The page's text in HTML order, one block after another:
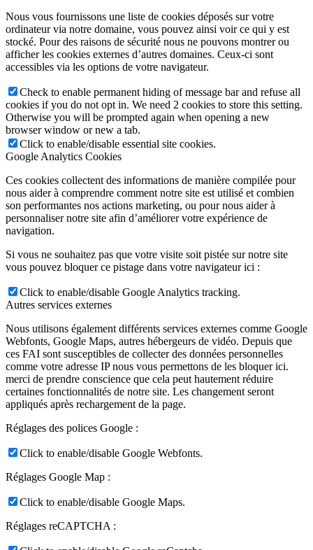
Nous vous fournissons une liste de cookies déposés sur votre
ordinateur via notre domaine, vous pouvez ainsi voir ce qui y est
stocké. Pour des raisons de sécurité nous ne pouvons montrer ou
afficher les cookies externes d’autres domaines. Ceux-ci sont
accessibles via les options de votre navigateur.
Check to enable permanent hiding of message bar and refuse all
cookies if you do not opt in. We need 2 cookies to store this setting.
Otherwise you will be prompted again when opening a new
browser window or new a tab.
Click to enable/disable essential site cookies.
Google Analytics Cookies
Ces cookies collectent des informations de manière compilée pour
nous aider à comprendre comment notre site est utilisé et combien
son performantes nos actions marketing, ou pour nous aider à
personnaliser notre site afin d’améliorer votre expérience de
navigation.
Si vous ne souhaitez pas que votre visite soit pistée sur notre site
vous pouvez bloquer ce pistage dans votre navigateur ici :
Click to enable/disable Google Analytics tracking.
Autres services externes
Nous utilisons également différents services externes comme Google
Webfonts, Google Maps, autres hébergeurs de vidéo. Depuis que
ces FAI sont susceptibles de collecter des données personnelles
comme votre adresse IP nous vous permettons de les bloquer ici.
merci de prendre conscience que cela peut hautement réduire
certaines fonctionnalités de notre site. Les changement seront
appliqués après rechargement de la page.
Réglages des polices Google :
Click to enable/disable Google Webfonts.
Réglages Google Map :
Click to enable/disable Google Maps.
Réglages reCAPTCHA :